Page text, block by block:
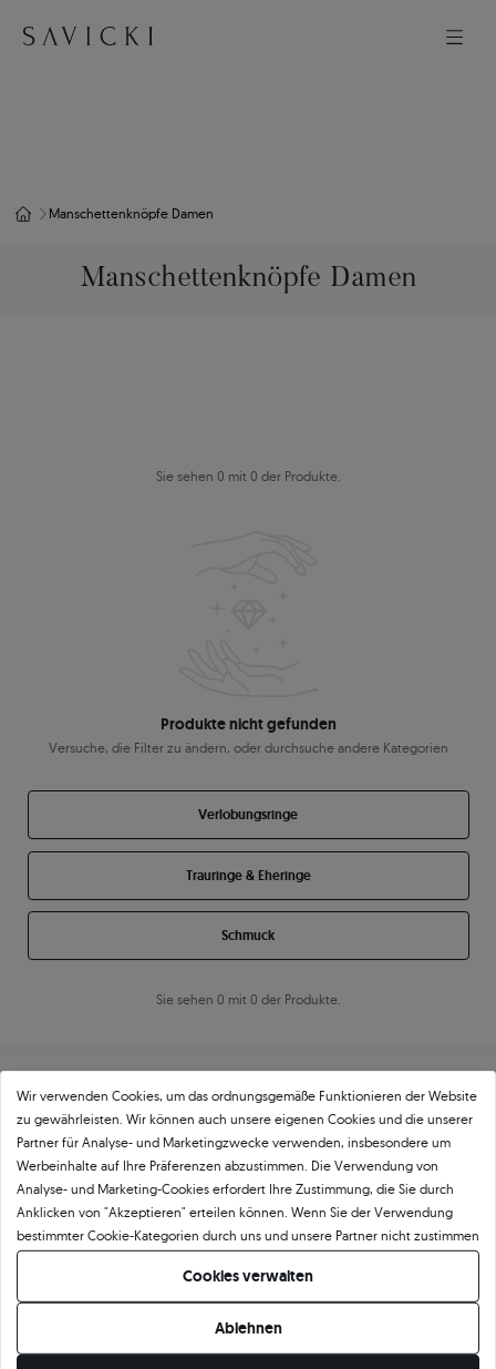
Manschettenknöpfe Damen
Manschettenknöpfe Damen
Sie sehen 0 mit 0 der Produkte.
Produkte nicht gefunden
Versuche, die Filter zu ändern, oder durchsuche andere Kategorien
Verlobungsringe
Trauringe & Eheringe
Schmuck
Sie sehen 0 mit 0 der Produkte.
Über11 4845★-Bewertungen in ganz
Europa
GEPRÜFTE BEWERTUNGEN UNSERER KUNDEN
Wir verwenden Cookies, um das ordnungsgemäße Funktionieren der Website
zu gewährleisten. Wir können auch unsere eigenen Cookies und die unserer
Partner für Analyse- und Marketingzwecke verwenden, insbesondere um
Werbeinhalte auf Ihre Präferenzen abzustimmen. Die Verwendung von
Analyse- und Marketing-Cookies erfordert Ihre Zustimmung, die Sie durch
Anklicken von "Akzeptieren" erteilen können. Wenn Sie der Verwendung
bestimmter Cookie-Kategorien durch uns und unsere Partner nicht zustimmen
möchten, klicken Sie auf "Lassen Sie mich wählen" und bestimmen Sie Ihre
Präferenzen. Sie können Ihre Zustimmung jederzeit widerrufen, indem Sie
Ihre Cookie-Einstellungen ändern.
Cookies verwalten
Ablehnen